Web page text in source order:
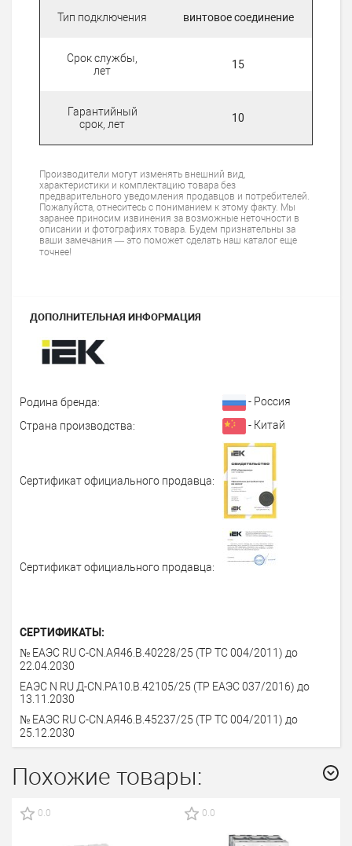
Тип подключения винтовое соединение
Срок службы,
лет
15
Гарантийный
срок, лет
10
Производители могут изменять внешний вид,
характеристики и комплектацию товара без
предварительного уведомления продавцов и потребителей.
Пожалуйста, отнеситесь с пониманием к этому факту. Мы
заранее приносим извинения за возможные неточности в
описании и фотографиях товара. Будем признательны за
ваши замечания — это поможет сделать наш каталог еще
точнее!
ДОПОЛНИТЕЛЬНАЯ ИНФОРМАЦИЯ
Родина бренда:
- Россия
Страна производства:
- Китай
Сертификат официального продавца:
Сертификат официального продавца:
СЕРТИФИКАТЫ:
№ ЕАЭС RU C-CN.АЯ46.В.40228/25 (ТР ТС 004/2011) до
22.04.2030
ЕАЭС N RU Д-CN.PA10.В.42105/25 (ТР ЕАЭС 037/2016) до
13.11.2030
№ ЕАЭС RU C-CN.АЯ46.В.45237/25 (ТР ТС 004/2011) до
25.12.2030
Похожие товары:
0.0 0.0